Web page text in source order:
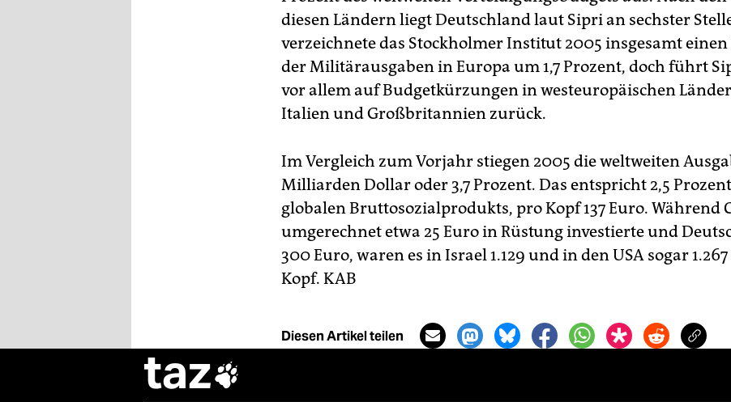
diesen Ländern liegt Deutschland laut Sipri an sechster
verzeichnete das Stockholmer Institut 2005 insgesamt einen
der Militärausgaben in Europa um 1,7 Prozent, doch führt
vor allem auf Budgetkürzungen in westeuropäischen
Italien und Großbritannien zurück.
Im Vergleich zum Vorjahr stiegen 2005 die weltweiten
Milliarden Dollar oder 3,7 Prozent. Das entspricht 2,5
globalen Bruttosozialprodukts, pro Kopf 137 Euro. Während
umgerechnet etwa 25 Euro in Rüstung investierte und
300 Euro, waren es in Israel 1.129 und in den USA sogar
Kopf. KAB
Diesen Artikel teilen
taz